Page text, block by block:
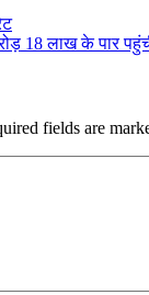
18 लाख के पार
fields are